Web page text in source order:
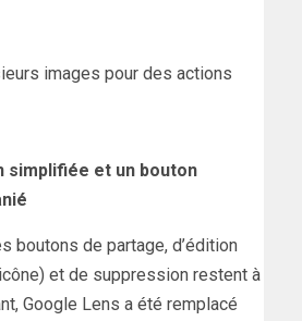
images pour des actions
simplifiée et un bouton
boutons de partage, d’édition
et de suppression restent à
Google Lens a été remplacé